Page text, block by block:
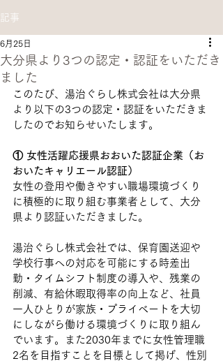
記事
大分県より3つの認定・認証をいただき
ました
6月25日
このたび、湯治ぐらし株式会社は大分県
より以下の3つの認定・認証をいただきま
したのでお知らせいたします。
① 女性活躍応援県おおいた認証企業（お
おいたキャリエール認証）
女性の登用や働きやすい職場環境づくり
に積極的に取り組む事業者として、大分
県より認証いただきました。
湯治ぐらし株式会社では、保育園送迎や
学校行事への対応を可能にする時差出
勤・タイムシフト制度の導入や、残業の
削減、有給休暇取得率の向上など、社員
一人ひとりが家族・プライベートを大切
にしながら働ける環境づくりに取り組ん
でいます。また2030年までに女性管理職
2名を目指すことを目標として掲げ、性別